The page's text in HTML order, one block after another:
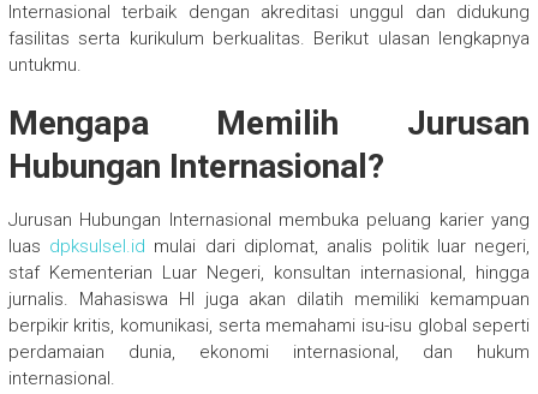
Internasional terbaik dengan akreditasi unggul dan didukung
fasilitas serta kurikulum berkualitas. Berikut ulasan lengkapnya
untukmu.
Mengapa Memilih Jurusan
Hubungan Internasional?
Jurusan Hubungan Internasional membuka peluang karier yang
luas dpksulsel.id mulai dari diplomat, analis politik luar negeri,
staf Kementerian Luar Negeri, konsultan internasional, hingga
jurnalis. Mahasiswa HI juga akan dilatih memiliki kemampuan
berpikir kritis, komunikasi, serta memahami isu-isu global seperti
perdamaian dunia, ekonomi internasional, dan hukum
internasional.